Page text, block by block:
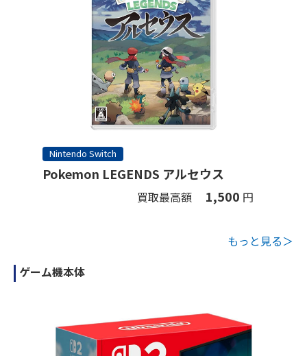
Nintendo Switch
Pokemon LEGENDS アルセウス
買取最高額 1,500 円
もっと見る＞
ゲーム機本体